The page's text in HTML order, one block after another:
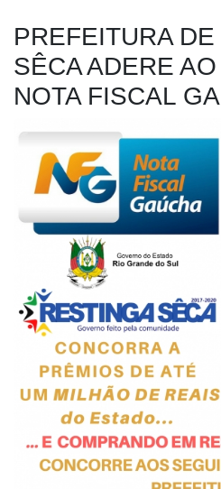
PREFEITURA
SÊCA ADERE
NOTA FISCAL